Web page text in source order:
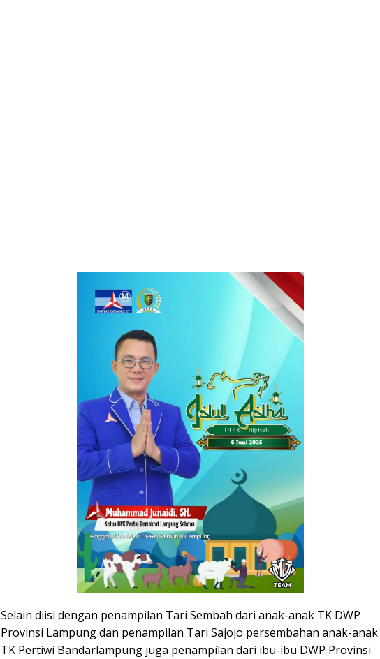
Selain diisi dengan penampilan Tari Sembah dari anak-anak TK DWP
Provinsi Lampung dan penampilan Tari Sajojo persembahan anak-anak
TK Pertiwi Bandarlampung juga penampilan dari ibu-ibu DWP Provinsi